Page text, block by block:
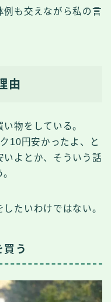
例も交えながら私の言
由
物をしている。
10円安かったよ、と
いよとか、そういう話
たいわけではない。
う